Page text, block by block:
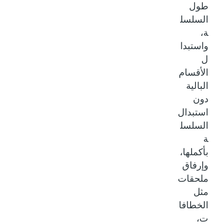
طول
السلسل
واستبدا
الأقسام
البالية
دون
استبدال
السلسل
بأكملها،
وإرفاق
ملحقات
مثل
الخطافا
ت،